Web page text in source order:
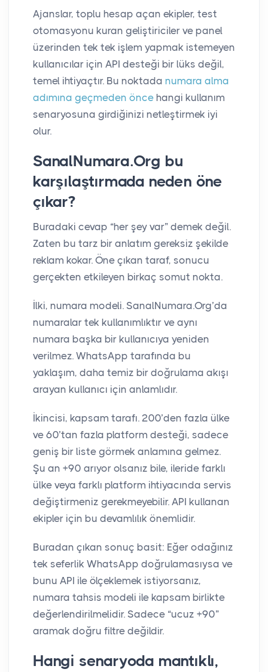
Ajanslar, toplu hesap açan ekipler, test
otomasyonu kuran geliştiriciler ve panel
üzerinden tek tek işlem yapmak istemeyen
kullanıcılar için API desteği bir lüks değil,
temel ihtiyaçtır. Bu noktada numara alma
adımına geçmeden önce hangi kullanım
senaryosuna girdiğinizi netleştirmek iyi
olur.
SanalNumara.Org bu
karşılaştırmada neden öne
çıkar?
Buradaki cevap “her şey var” demek değil.
Zaten bu tarz bir anlatım gereksiz şekilde
reklam kokar. Öne çıkan taraf, sonucu
gerçekten etkileyen birkaç somut nokta.
İlki, numara modeli. SanalNumara.Org’da
numaralar tek kullanımlıktır ve aynı
numara başka bir kullanıcıya yeniden
verilmez. WhatsApp tarafında bu
yaklaşım, daha temiz bir doğrulama akışı
arayan kullanıcı için anlamlıdır.
İkincisi, kapsam tarafı. 200’den fazla ülke
ve 60’tan fazla platform desteği, sadece
geniş bir liste görmek anlamına gelmez.
Şu an +90 arıyor olsanız bile, ileride farklı
ülke veya farklı platform ihtiyacında servis
değiştirmeniz gerekmeyebilir. API kullanan
ekipler için bu devamlılık önemlidir.
Buradan çıkan sonuç basit: Eğer odağınız
tek seferlik WhatsApp doğrulamasıysa ve
bunu API ile ölçeklemek istiyorsanız,
numara tahsis modeli ile kapsam birlikte
değerlendirilmelidir. Sadece “ucuz +90”
aramak doğru filtre değildir.
Hangi senaryoda mantıklı,